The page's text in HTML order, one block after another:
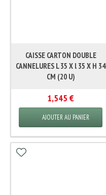
CAISSE CARTON DOUBLE
CANNELURES L 35 X l 35 X H 34
CM (20 U)
1,545 €
AJOUTER AU PANIER